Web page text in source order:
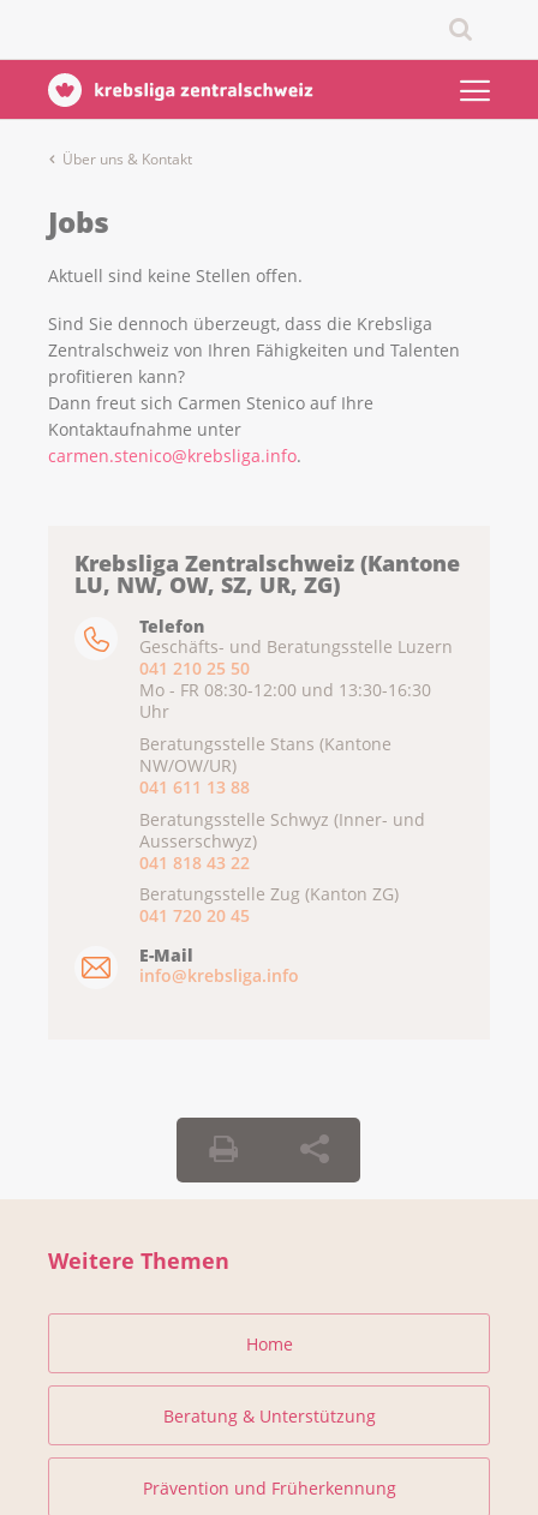
Über uns & Kontakt
Jobs
Aktuell sind keine Stellen offen.
Sind Sie dennoch überzeugt, dass die Krebsliga
Zentralschweiz von Ihren Fähigkeiten und Talenten
profitieren kann?
Dann freut sich Carmen Stenico auf Ihre
Kontaktaufnahme unter
carmen.stenico@krebsliga.info.
Krebsliga Zentralschweiz (Kantone
LU, NW, OW, SZ, UR, ZG)
Telefon
Geschäfts- und Beratungsstelle Luzern
041 210 25 50
Mo - FR 08:30-12:00 und 13:30-16:30
Uhr
Beratungsstelle Stans (Kantone
NW/OW/UR)
041 611 13 88
Beratungsstelle Schwyz (Inner- und
Ausserschwyz)
041 818 43 22
Beratungsstelle Zug (Kanton ZG)
041 720 20 45
E-Mail
info@krebsliga.info
Weitere Themen
Home
Beratung & Unterstützung
Prävention und Früherkennung